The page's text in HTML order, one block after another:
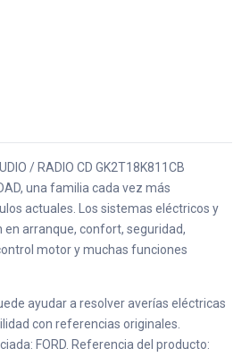
/ RADIO CD GK2T18K811CB
una familia cada vez más
actuales. Los sistemas eléctricos y
arranque, confort, seguridad,
motor y muchas funciones
ayudar a resolver averías eléctricas
con referencias originales.
FORD. Referencia del producto: